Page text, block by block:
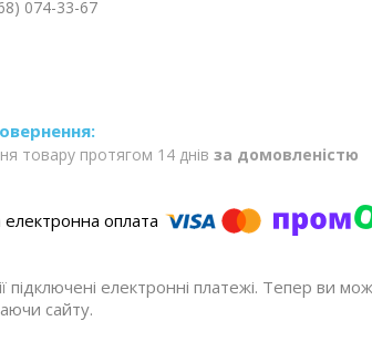
074-33-67
товару протягом 14 днів за домовленістю
підключені електронні платежі. Тепер ви
сайту.